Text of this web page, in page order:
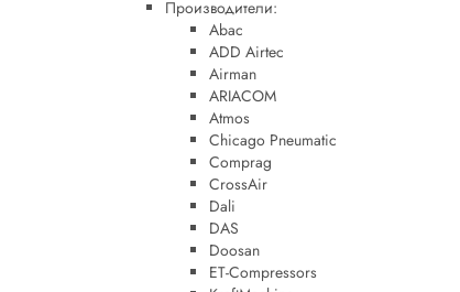
Производители:
Abac
ADD Airtec
Airman
ARIACOM
Atmos
Chicago Pneumatic
Comprag
CrossAir
Dali
DAS
Doosan
ET-Compressors